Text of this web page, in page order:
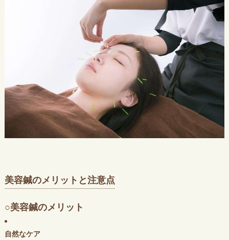
美容鍼のメリットと注意点
○美容鍼のメリット
自然なケア